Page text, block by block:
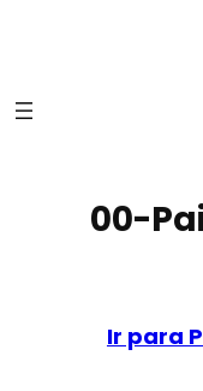
00-
Ir para